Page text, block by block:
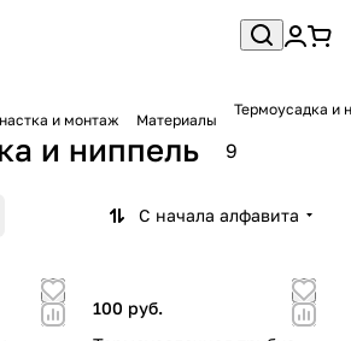
и монтаж Материалы
Термоусадка и
и ниппель 9
С начала алфавита
100 руб.